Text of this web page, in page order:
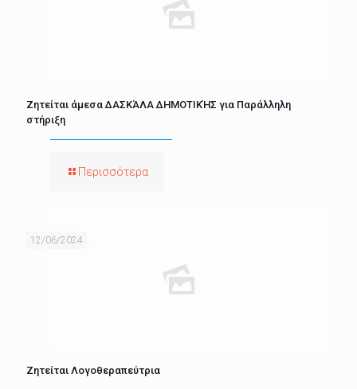
Ζητείται άμεσα ΔΑΣΚΆΛΑ ΔΗΜΟΤΙΚΉΣ για Παράλληλη
στήριξη
Περισσότερα
12/06/2024
Ζητείται Λογοθεραπεύτρια